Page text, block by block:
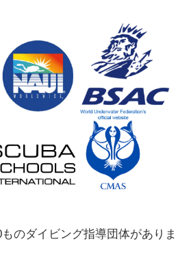
のダイビング指導団体がありま